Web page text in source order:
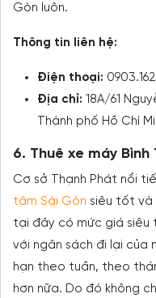
Gòn luôn.
Thông tin liên hệ:
Điện thoại:
Địa chỉ: 18A/61
Thành phố Hồ Chí
6. Thuê xe máy Bình
Cơ sở Thạnh Phát nổi
tâm Sài Gòn siêu tốt và
tại đây có mức giá
với ngân sách đi lại của
hạn theo tuần, theo
hơn nữa. Do đó không